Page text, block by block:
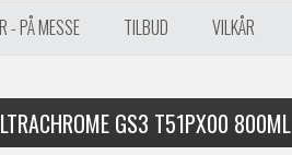
- PÅ MESSE TILBUD VILKÅR
GS3 T51PX00 800ML